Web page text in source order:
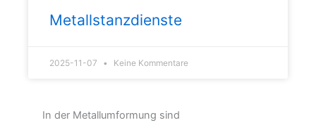
Metallstanzdienste
2025-11-07 Keine Kommentare
In der Metallumformung sind